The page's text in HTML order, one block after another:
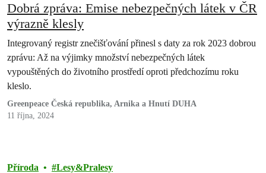
Dobrá zpráva: Emise nebezpečných látek v ČR
výrazně klesly
Integrovaný registr znečišťování přinesl s daty za rok 2023 dobrou
zprávu: Až na výjimky množství nebezpečných látek
vypouštěných do životního prostředí oproti předchozímu roku
kleslo.
Greenpeace Česká republika, Arnika a Hnutí DUHA
11 října, 2024
Příroda Lesy&Pralesy